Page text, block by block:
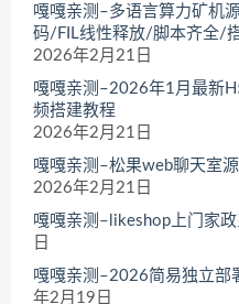
嘎嘎亲测–多语言算力矿机
码/FIL线性释放/脚本齐全/
2026年2月21日
嘎嘎亲测–2026年1月最新
频搭建教程
2026年2月21日
嘎嘎亲测–松果web聊天室
2026年2月21日
嘎嘎亲测–likeshop上门家
日
嘎嘎亲测–2026简易独立部
年2月19日